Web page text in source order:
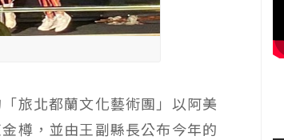
旅北都蘭文化藝術團」以阿美
樽，並由王副縣長公布今年的